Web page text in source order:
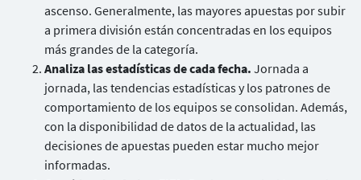
ascenso. Generalmente, las mayores apuestas por subir
a primera división están concentradas en los equipos
más grandes de la categoría.
Analiza las estadísticas de cada fecha. Jornada a
jornada, las tendencias estadísticas y los patrones de
comportamiento de los equipos se consolidan. Además,
con la disponibilidad de datos de la actualidad, las
decisiones de apuestas pueden estar mucho mejor
informadas.